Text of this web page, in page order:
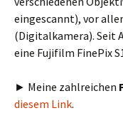
eingescannt), vor
(Digitalkamera). Seit
eine Fujifilm FinePix
► Meine zahlreichen
diesem Link.